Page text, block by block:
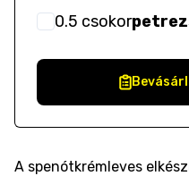
0.5 csokor
A spenótkrémleves